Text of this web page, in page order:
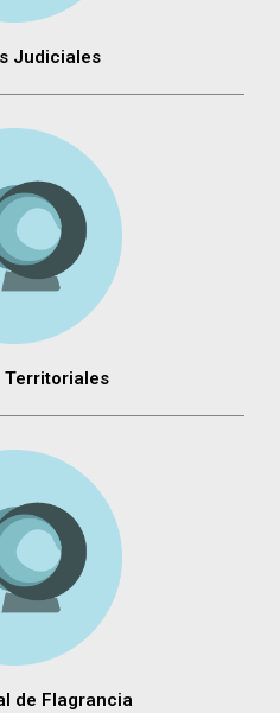
Judiciales
Territoriales
de Flagrancia